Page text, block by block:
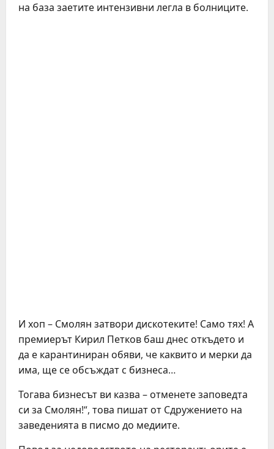
на база заетите интензивни легла в болниците.
И хоп – Смолян затвори дискотеките! Само тях! А
премиерът Кирил Петков баш днес откъдето и
да е карантиниран обяви, че каквито и мерки да
има, ще се обсъждат с бизнеса…
Тогава бизнесът ви казва – отменете заповедта
си за Смолян!“, това пишат от Сдружението на
заведенията в писмо до медиите.